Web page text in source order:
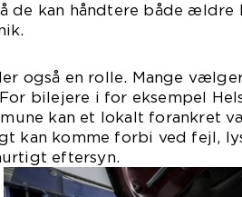
de kan håndtere både
også en rolle. Mange
bilejere i for eksempel
kan et lokalt forankret
kan komme forbi ved fejl,
eftersyn.